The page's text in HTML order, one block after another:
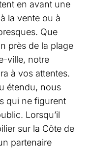
en avant une
la vente ou à
Que
près de la plage
ville, notre
à vos attentes.
étendu, nous
qui ne figurent
Lorsqu’il
sur la Côte de
partenaire